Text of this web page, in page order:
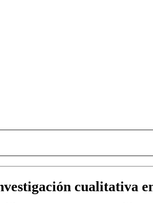
cualitativa